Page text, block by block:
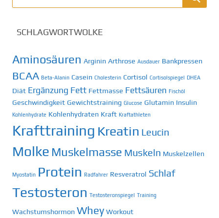
SCHLAGWORTWOLKE
Aminosäuren Arginin Arthrose Ausdauer Bankpressen
BCAA Beta-Alanin Casein Cholesterin Cortisol Cortisolspiegel DHEA
Diät Ergänzung Fett Fettmasse Fettsäuren Fischöl
Geschwindigkeit Gewichtstraining Glucose Glutamin Insulin
Kohlenhydrate Kohlenhydraten Kraft Kraftathleten
Krafttraining Kreatin Leucin
Molke Muskelmasse Muskeln Muskelzellen
Myostatin Protein Radfahrer Resveratrol Schlaf
Testosteron Testosteronspiegel Training
Wachstumshormon Whey Workout